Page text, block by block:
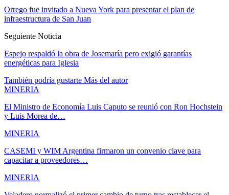
Orrego fue invitado a Nueva York para presentar el plan de
infraestructura de San Juan
Seguiente Noticia
Espejo respaldó la obra de Josemaría pero exigió garantías
energéticas para Iglesia
También podría gustarte Más del autor
MINERIA
El Ministro de Economía Luis Caputo se reunió con Ron Hochstein
y Luis Morea de…
MINERIA
CASEMI y WIM Argentina firmaron un convenio clave para
capacitar a proveedores…
MINERIA